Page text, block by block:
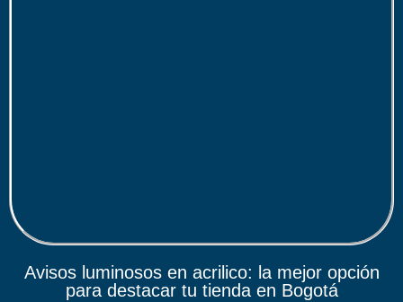
Avisos luminosos en acrilico: la mejor opción
para destacar tu tienda en Bogotá